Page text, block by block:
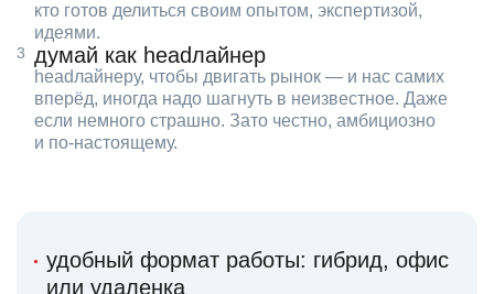
кто готов делиться своим опытом, экспертизой,
идеями.
думай как headлайнер
headлайнеру, чтобы двигать рынок — и нас самих
вперёд, иногда надо шагнуть в неизвестное. Даже
если немного страшно. Зато честно, амбициозно
и по‑настоящему.
удобный формат работы: гибрид, офис
или удаленка